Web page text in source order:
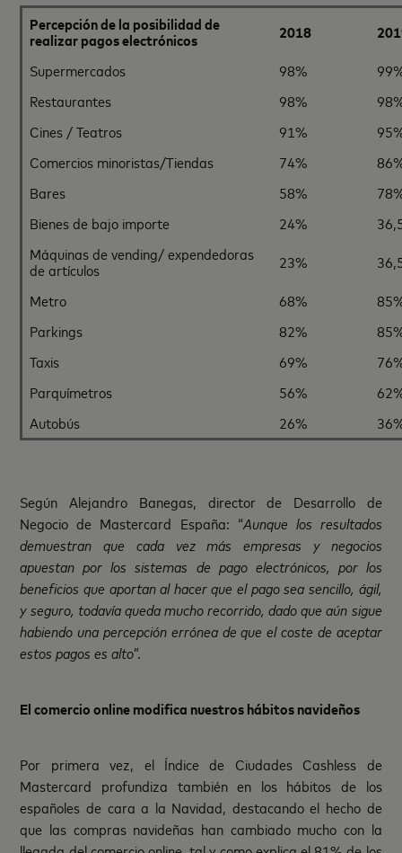
Percepción de la posibilidad de
realizar pagos electrónicos
2018
Supermercados
98%
Restaurantes
98%
Cines / Teatros
91%
Comercios minoristas/Tiendas
74%
Bares
58%
Bienes de bajo importe
24%
Máquinas de vending/ expendedoras
de artículos
23%
Metro
68%
Parkings
82%
Taxis
69%
Parquímetros
56%
Autobús
26%
Según Alejandro Banegas, director de Desarrollo de
Negocio de Mastercard España: “Aunque los resultados
demuestran que cada vez más empresas y negocios
apuestan por los sistemas de pago electrónicos, por los
beneficios que aportan al hacer que el pago sea sencillo, ágil,
y seguro, todavía queda mucho recorrido, dado que aún sigue
habiendo una percepción errónea de que el coste de aceptar
estos pagos es alto”.
El comercio online modifica nuestros hábitos navideños
Por primera vez, el Índice de Ciudades Cashless de
Mastercard profundiza también en los hábitos de los
españoles de cara a la Navidad, destacando el hecho de
que las compras navideñas han cambiado mucho con la